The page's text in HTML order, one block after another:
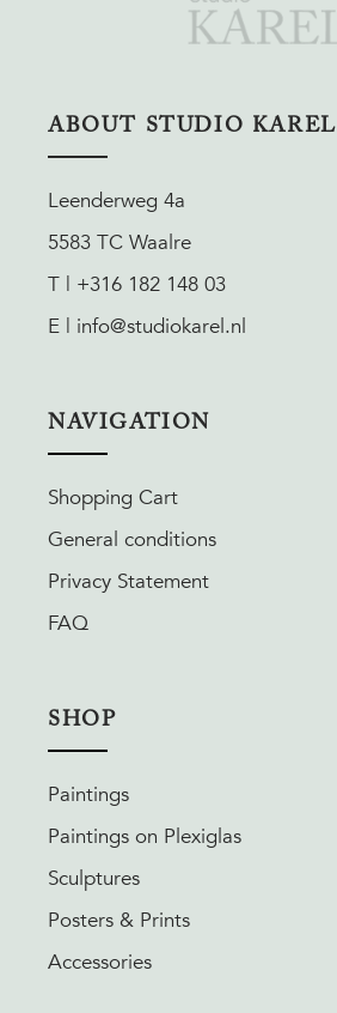
ABOUT STUDIO KAREL
Leenderweg 4a
5583 TC Waalre
T | +316 182 148 03
E | info@studiokarel.nl
NAVIGATION
Shopping Cart
General conditions
Privacy Statement
FAQ
SHOP
Paintings
Paintings on Plexiglas
Sculptures
Posters & Prints
Accessories